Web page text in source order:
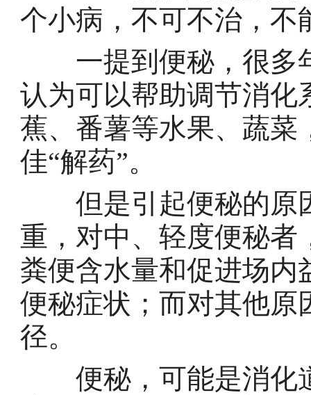
个小病，不可不治，不
一提到便秘，很多
认为可以帮助调节消化
蕉、番薯等水果、蔬菜
佳“解药”。
但是引起便秘的原
重，对中、轻度便秘者
粪便含水量和促进场内
便秘症状；而对其他原
径。
便秘，可能是消化